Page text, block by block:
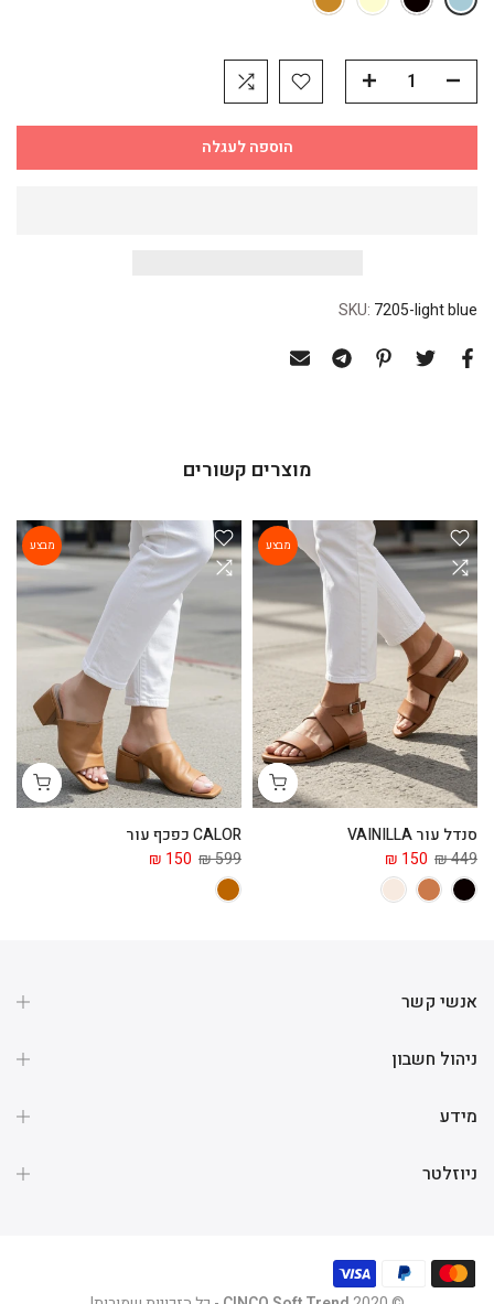
הוספה לעגלה
SKU: 7205-light blue
מוצרים קשורים
מבצע
סנדל עור VAINILLA
449 ₪
150 ₪
מבצע
CALOR כפכף עור
599 ₪
150 ₪
אנשי קשר
ניהול חשבון
מידע
ניוזלטר